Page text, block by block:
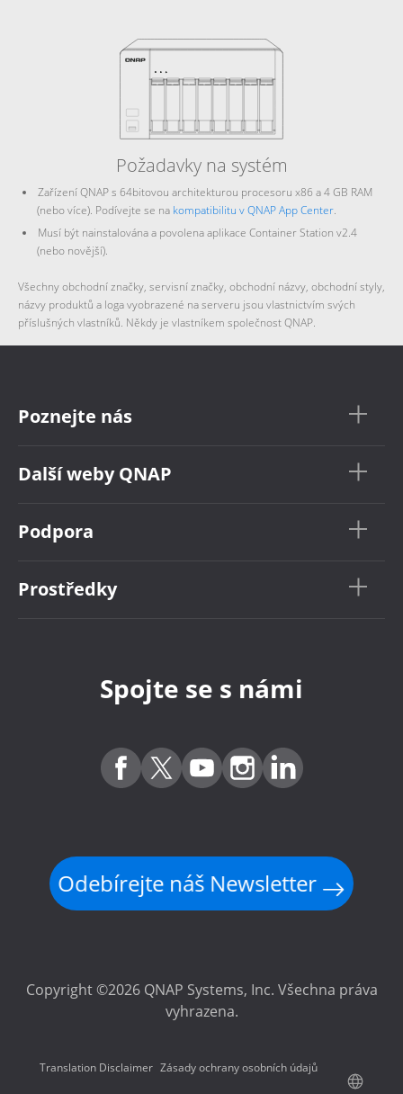
Požadavky na systém
Zařízení QNAP s 64bitovou architekturou procesoru x86 a 4 GB RAM
(nebo více). Podívejte se na kompatibilitu v QNAP App Center.
Musí být nainstalována a povolena aplikace Container Station v2.4
(nebo novější).
Všechny obchodní značky, servisní značky, obchodní názvy, obchodní styly,
názvy produktů a loga vyobrazené na serveru jsou vlastnictvím svých
příslušných vlastníků. Někdy je vlastníkem společnost QNAP.
Poznejte nás
Další weby QNAP
Podpora
Prostředky
Spojte se s námi
Odebírejte náš Newsletter
Copyright ©2026 QNAP Systems, Inc. Všechna práva
vyhrazena.
Translation Disclaimer Zásady ochrany osobních údajů